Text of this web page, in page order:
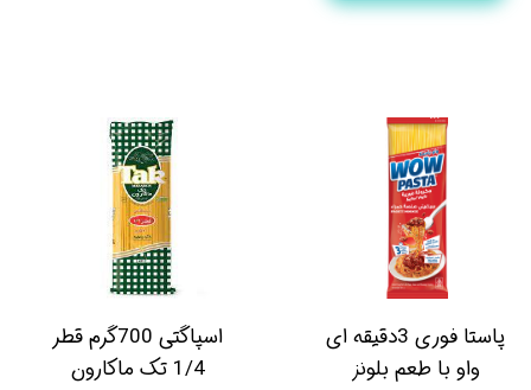
پاستا فوری 3دقیقه ای
واو با طعم بلونز
اسپاگتی 700گرم قطر
1/4 تک ماکارون